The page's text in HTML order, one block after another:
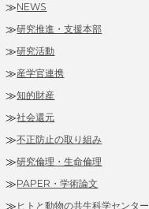
NEWS
研究推進・支援本部
研究活動
産学官連携
知的財産
社会還元
不正防止の取り組み
研究倫理・生命倫理
PAPER・学術論文
ヒトと動物の共生科学センター